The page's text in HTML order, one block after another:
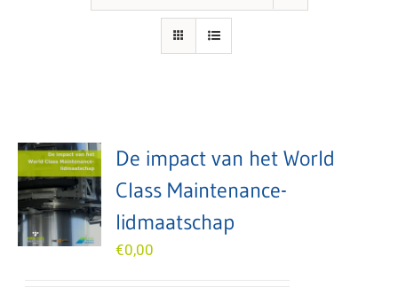
De impact van het World
Class Maintenance-
lidmaatschap
€0,00